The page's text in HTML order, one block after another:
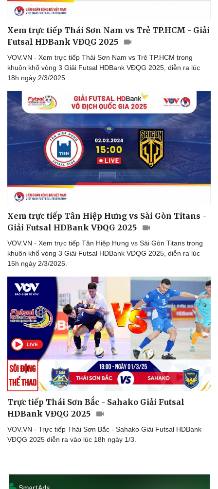
Bóng đá
Lịch thi đấu bóng đá
Ô tô
Xem trực tiếp Thái Sơn Nam vs Trẻ TP.HCM - Giải
Futsal HDBank VĐQG 2025
VOV.VN - Xem trực tiếp Thái Sơn Nam vs Trẻ TP.HCM trong
khuôn khổ vòng 3 Giải Futsal HDBank VĐQG 2025, diễn ra lúc
18h ngày 2/3/2025.
Xem trực tiếp Tân Hiệp Hưng vs Sài Gòn Titans -
Giải Futsal HDBank VĐQG 2025
VOV.VN - Xem trực tiếp Tân Hiệp Hưng vs Sài Gòn Titans trong
khuôn khổ vòng 3 Giải Futsal HDBank VĐQG 2025, diễn ra lúc
15h ngày 2/3/2025.
Trực tiếp Thái Sơn Bắc - Sahako Giải Futsal
HDBank VĐQG 2025
VOV.VN - Trực tiếp Thái Sơn Bắc - Sahako Giải Futsal HDBank
VĐQG 2025 diễn ra vào lúc 18h ngày 1/3.